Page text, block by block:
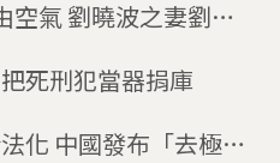
空氣 劉曉波之妻劉霞
死刑犯當器捐庫
去極端